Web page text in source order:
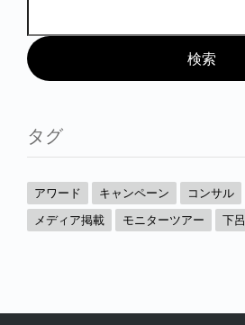
タグ
アワード キャンペーン コンサル
メディア掲載
モニターツアー 下呂